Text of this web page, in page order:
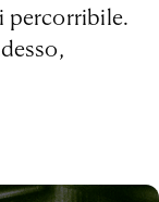
percorribile.